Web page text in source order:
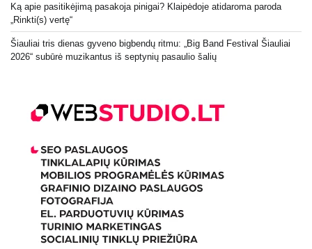
Ką apie pasitikėjimą pasakoja pinigai? Klaipėdoje atidaroma paroda
„Rinkti(s) vertę“
Šiauliai tris dienas gyveno bigbendų ritmu: „Big Band Festival Šiauliai
2026“ subūrė muzikantus iš septynių pasaulio šalių